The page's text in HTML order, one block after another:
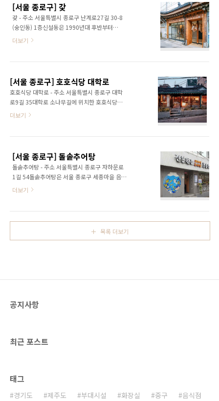
장어구절판, 장어 코스가 있으며 제철 재료를 이
용하여 계절..
인 쑥 비엔나와 쑥크림 라떼는 음료 위에 푹신한
쑥크림을 얹고 쑥떡 조각을 고명으로 올려 시각
적으로도 매력적이다. 다양한 종류의 소금빵도
함께 판매하며, 제철에는 쑥크림을 채운 쑥크림
품으로 아기자기하게 꾸며져 있으며, 창밖으로
위기를 더한다. 경복궁·인사동과 가까워 서울 도
심 여행 코스로 함께..
[서울 종로구] 갗
갗 - 주소 서울특별시 종로구 난계로27길 30-8
(숭인동) 1층신설동은 1990년대 후반부터
2000년대 초반까지 가죽과 원단 산업의 중심지
동 인근 지역에서 시작되었다.갗은 일상 속에 스
며들어 있는 신설동의 가죽과 원단 문화에 다시
한번 관심을 기울이며, 매장 외부와 내부 공간,
심지어 디저트와 음료까지도 가죽과 원단을 형
죽'의 순우리말인 '갗'에서 비롯되었으며, 단순한
역사·문화적 가치와 이야기, 그리고 추억을 현재
로..
더보기
[서울 종로구] 호호식당 대학로
호호식당 대학로 - 주소 서울특별시 종로구 대학
로9길 35대학로 소나무길에 위치한 호호식당은
한옥의 여유롭고 빈티지한 감성과 정갈하게 차
칙으로 하고 있으며 주문 즉시 조리가 시작된다.
매일 새벽 노량진에서 도착한 슈페리어 등급의
노르웨이산 생연어를 일본정통방식으로 숙성시
킨 신선한 연어덮밥과 최고급 등심 및 안심을 저
겨낸 돈카츠, 4대 진미 이베리코 꽃목살에 일본
를 사용한 정통 일본경양식 한우함박스테이크
등이 다양한 메뉴가 준비되..
더보기
[서울 종로구] 돌솥추어탕
돌솥추어탕 - 주소 서울특별시 종로구 자하문로
1길 54돌솥추어탕은 서울 종로구 세종마을 음식
문화거리에 위치한 한식당이다. 매일 아침 수급
를 편안하게 즐길 수 있는 곳이다. ※ 소개 정보 -
◎ 주위 관광 ..
더보기
목록 더보기
공지사항
최근 포스트
태그
경기도 제주도 부대시설 화장실 중구
음식점